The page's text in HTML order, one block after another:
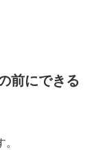
前にできる